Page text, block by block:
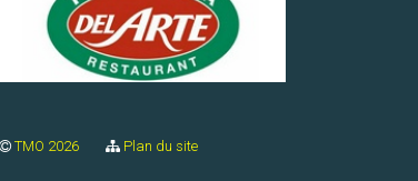
TMO 2026 Plan du site